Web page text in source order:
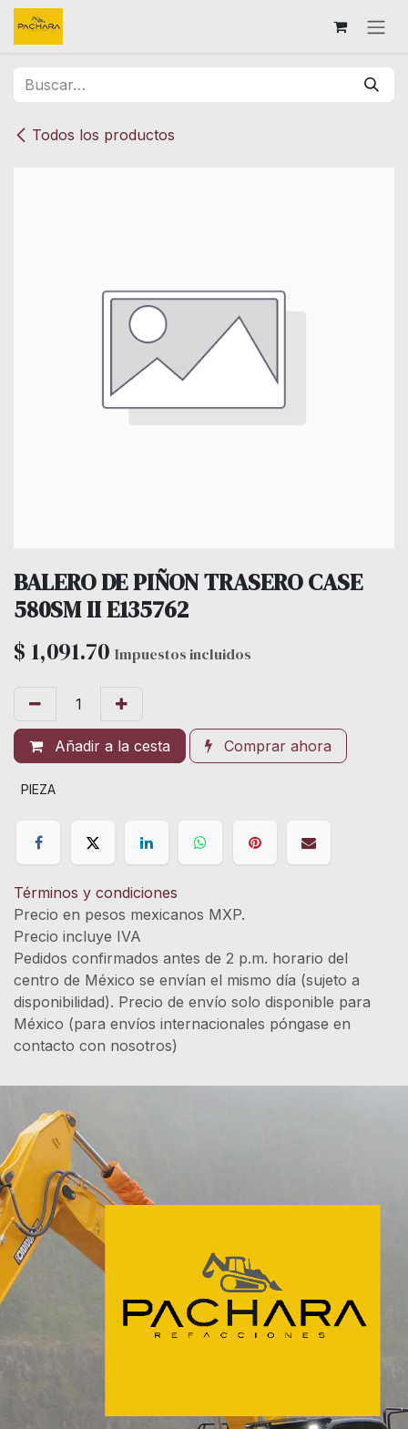
Ir al contenido
Todos los productos
BALERO DE PIÑON TRASERO CASE
580SM II E135762
$ 1,091.70 Impuestos incluidos
Añadir a la cesta Comprar ahora
PIEZA
Términos y condiciones
Precio en pesos mexicanos MXP.
Precio incluye IVA
Pedidos confirmados antes de 2 p.m. horario del
centro de México se envían el mismo día (sujeto a
disponibilidad). Precio de envío solo disponible para
México (para envíos internacionales póngase en
contacto con nosotros)